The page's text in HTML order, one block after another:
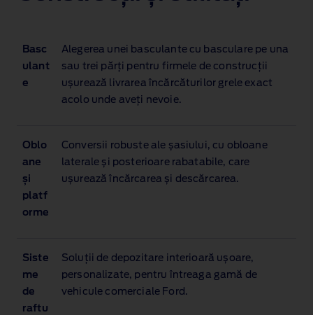
Basc
ulant
e
Alegerea unei basculante cu basculare pe una
sau trei părți pentru firmele de construcții
ușurează livrarea încărcăturilor grele exact
acolo unde aveți nevoie.
Oblo
ane
și
platf
orme
Conversii robuste ale șasiului, cu obloane
laterale și posterioare rabatabile, care
ușurează încărcarea și descărcarea.
Siste
me
de
raftu
Soluții de depozitare interioară ușoare,
personalizate, pentru întreaga gamă de
vehicule comerciale Ford.